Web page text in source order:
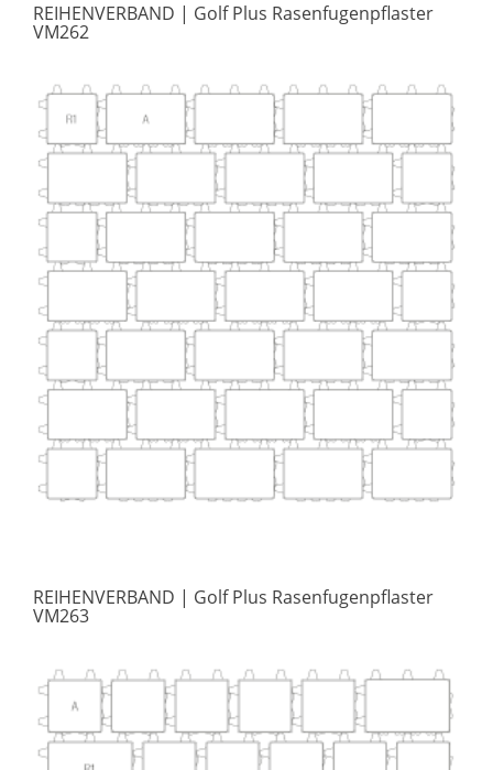
REIHENVERBAND | Golf Plus Rasenfugenpflaster
VM262
REIHENVERBAND | Golf Plus Rasenfugenpflaster
VM263